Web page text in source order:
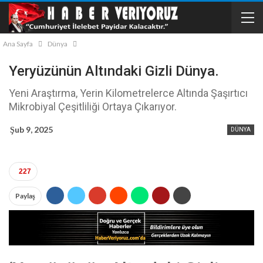
Ana Sayfa Dünya
Yeryüzünün Altındaki Gizli Dünya.
Yeni Araştırma, Yerin Kilometrelerce Altında Şaşırtıcı
Mikrobiyal Çeşitliliği Ortaya Çıkarıyor.
DÜNYA
Şub 9, 2025
227
Paylaş